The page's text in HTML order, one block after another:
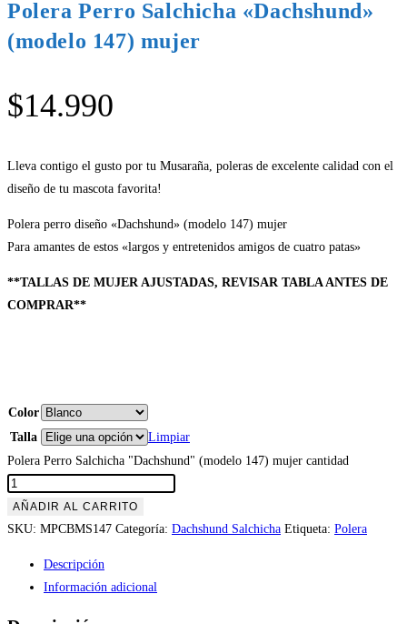
Polera Perro Salchicha «Dachshund»
(modelo 147) mujer
$14.990
Lleva contigo el gusto por tu Musaraña, poleras de excelente calidad con el
diseño de tu mascota favorita!
Polera perro diseño «Dachshund» (modelo 147) mujer
Para amantes de estos «largos y entretenidos amigos de cuatro patas»
**TALLAS DE MUJER AJUSTADAS, REVISAR TABLA ANTES DE
COMPRAR**
Color
Talla
Limpiar
Polera Perro Salchicha "Dachshund" (modelo 147) mujer cantidad
AÑADIR AL CARRITO
SKU: MPCBMS147 Categoría: Dachshund Salchicha Etiqueta: Polera
Descripción
Información adicional